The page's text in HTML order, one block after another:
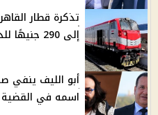
إلى 290 جنيهًا للدرجة الثالثة
أبو الليف ينفي
اسمه في القضية